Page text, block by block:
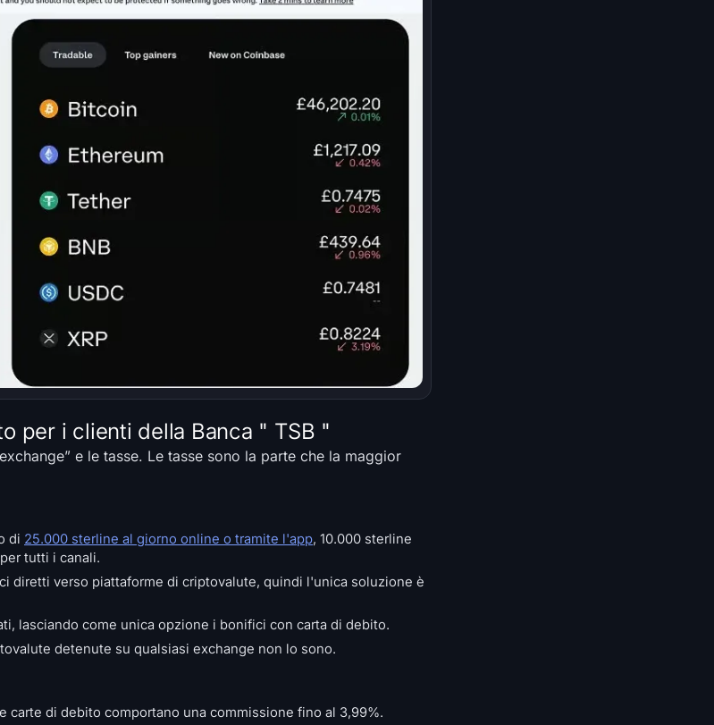
per i clienti della Banca " TSB "
e le tasse. Le tasse sono la parte che la maggior
di 25.000 sterline al giorno online o tramite l'app, 10.000 sterline
tutti i canali.
diretti verso piattaforme di criptovalute, quindi l'unica soluzione è
lasciando come unica opzione i bonifici con carta di debito.
detenute su qualsiasi exchange non lo sono.
carte di debito comportano una commissione fino al 3,99%.